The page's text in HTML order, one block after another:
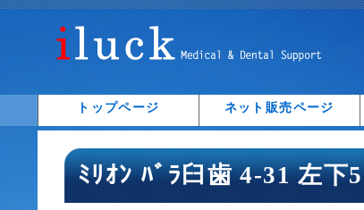
トップページ ネット販売ページ
ﾐﾘｵﾝ ﾊﾞﾗ臼歯 4-31 左下5